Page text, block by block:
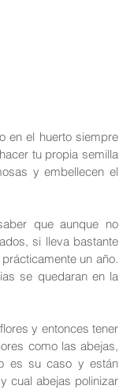
en el huerto siempre
tu propia semilla
y embellecen el
que aunque no
si lleva bastante
un año.
se quedaran en la
y entonces tener
como las abejas,
es su caso y están
cual abejas polinizar